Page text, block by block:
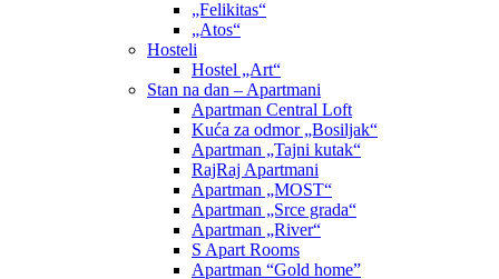
„Felikitas“
„Atos“
Hosteli
Hostel „Art“
Stan na dan – Apartmani
Apartman Central Loft
Kuća za odmor „Bosiljak“
Apartman „Tajni kutak“
RajRaj Apartmani
Apartman „MOST“
Apartman „Srce grada“
Apartman „River“
S Apart Rooms
Apartman “Gold home”